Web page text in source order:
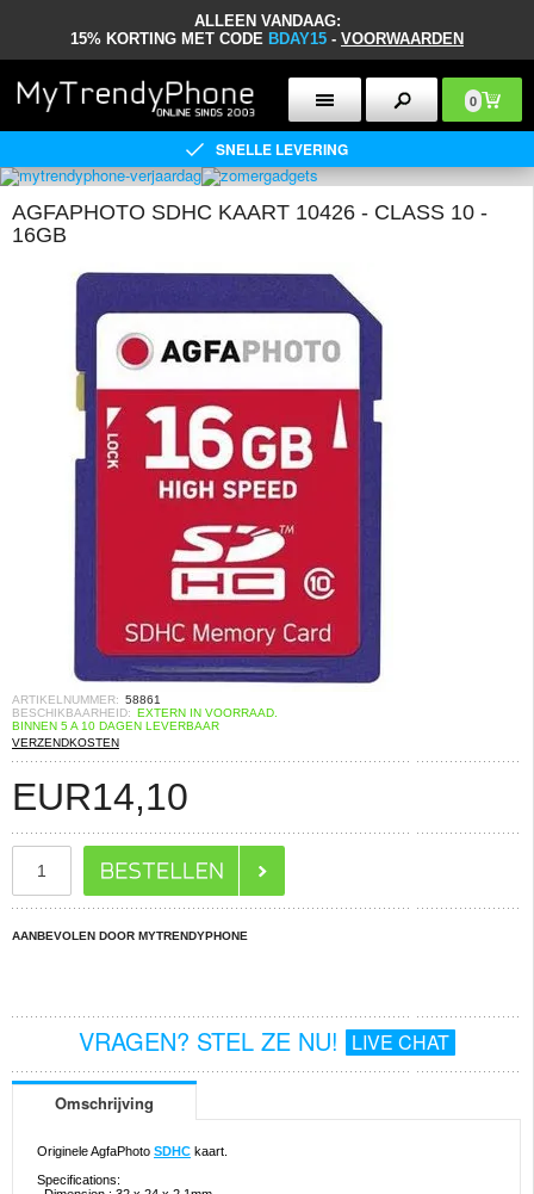
ALLEEN VANDAAG:
15% KORTING MET CODE BDAY15 - VOORWAARDEN
0
SNELLE LEVERING
AGFAPHOTO SDHC KAART 10426 - CLASS 10 -
16GB
ARTIKELNUMMER: 58861
BESCHIKBAARHEID: EXTERN IN VOORRAAD.
BINNEN 5 A 10 DAGEN LEVERBAAR
VERZENDKOSTEN
EUR14,10
AANBEVOLEN DOOR MYTRENDYPHONE
VRAGEN? STEL ZE NU! LIVE CHAT
Omschrijving
Originele AgfaPhoto SDHC kaart.
Specifications: